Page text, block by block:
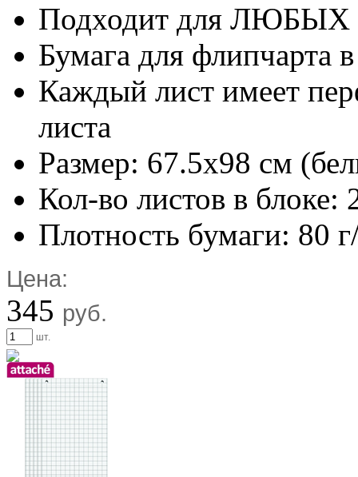
Подходит для ЛЮБЫХ
Бумага для флипчарта
Каждый лист имеет
листа
Размер: 67.5х98 см
Кол-во листов в блоке:
Плотность бумаги: 80
Цена:
345 руб.
шт.